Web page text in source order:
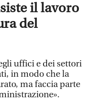
il lavoro
del
uffici e dei settori
in modo che la
ma faccia parte